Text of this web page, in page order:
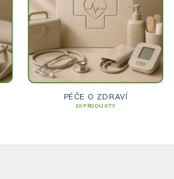
PÉČE O ZDRAVÍ
20 PRODUKTY